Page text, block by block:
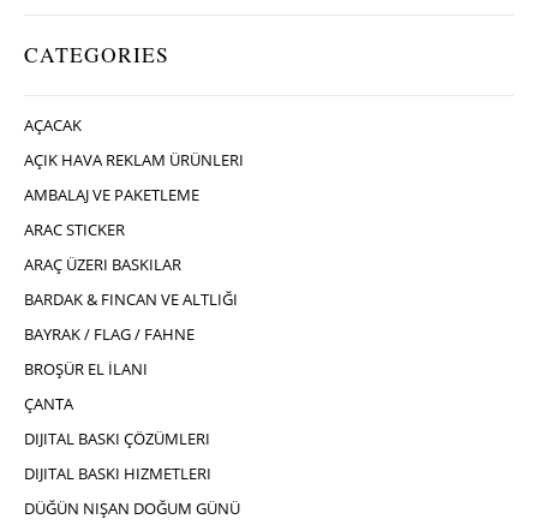
CATEGORIES
AÇACAK
AÇIK HAVA REKLAM ÜRÜNLERI
AMBALAJ VE PAKETLEME
ARAC STICKER
ARAÇ ÜZERI BASKILAR
BARDAK & FINCAN VE ALTLIĞI
BAYRAK / FLAG / FAHNE
BROŞÜR EL İLANI
ÇANTA
DIJITAL BASKI ÇÖZÜMLERI
DIJITAL BASKI HIZMETLERI
DÜĞÜN NIŞAN DOĞUM GÜNÜ